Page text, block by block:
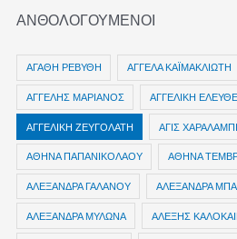
ΑΝΘΟΛΟΓΟΥΜΕΝΟΙ
ΑΓΑΘΗ ΡΕΒΥΘΗ ΑΓΓΕΛΑ ΚΑΪΜΑΚΛΙΩΤΗ
ΑΓΓΕΛΗΣ ΜΑΡΙΑΝΟΣ ΑΓΓΕΛΙΚΗ
ΑΓΓΕΛΙΚΗ ΖΕΥΓΟΛΑΤΗ ΑΓΙΣ
ΑΘΗΝΑ ΠΑΠΑΝΙΚΟΛΑΟΥ ΑΘΗΝΑ
ΑΛΕΞΑΝΔΡΑ ΓΑΛΑΝΟΥ ΑΛΕΞΑΝΔΡΑ
ΑΛΕΞΑΝΔΡΑ ΜΥΛΩΝΑ ΑΛΕΞΗΣ